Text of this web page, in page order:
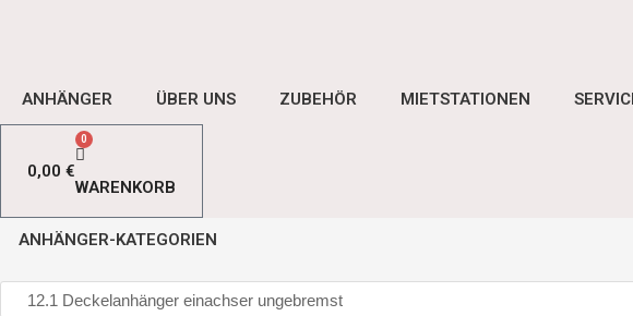
ANHÄNGER ÜBER UNS ZUBEHÖR MIETSTATIONEN
0,00 €
0
WARENKORB
ANHÄNGER-KATEGORIEN